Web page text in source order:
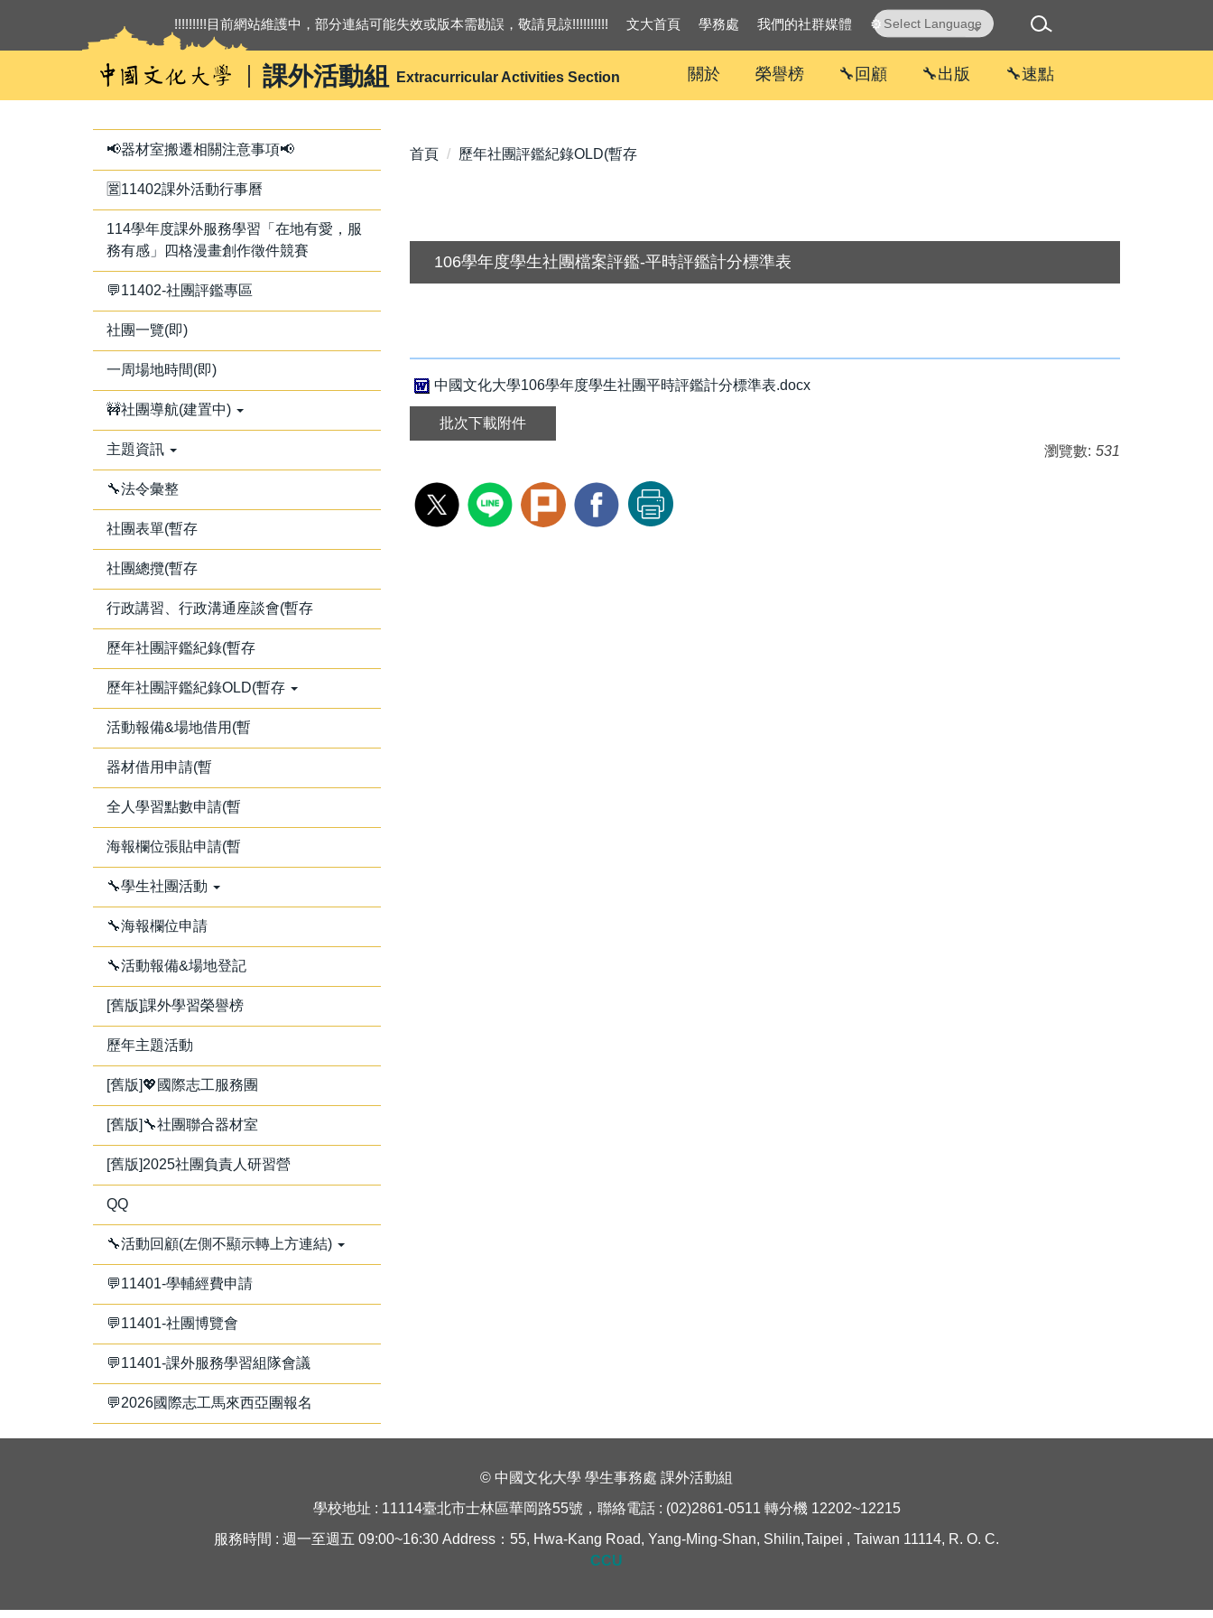
內
課外活動組 Extracurricular Activities Section
Translate
!!!!!!!!!目前網站維護中，部分連結可能失效或版本需勘誤，敬請見諒!!!!!!!!!! 文大首頁 學務處 我們的社群媒體 ⚙
關於 榮譽榜 🔧回顧 🔧出版 🔧速點
📢器材室搬遷相關注意事項📢
🈺11402課外活動行事曆
114學年度課外服務學習「在地有愛，服
務有感」四格漫畫創作徵件競賽
💬11402-社團評鑑專區
社團一覽(即)
一周場地時間(即)
🚧社團導航(建置中)
主題資訊
🔧法令彙整
社團表單(暫存
社團總攬(暫存
行政講習、行政溝通座談會(暫存
歷年社團評鑑紀錄(暫存
歷年社團評鑑紀錄OLD(暫存
活動報備&場地借用(暫
器材借用申請(暫
全人學習點數申請(暫
海報欄位張貼申請(暫
🔧學生社團活動
🔧海報欄位申請
🔧活動報備&場地登記
[舊版]課外學習榮譽榜
歷年主題活動
[舊版]💖國際志工服務團
[舊版]🔧社團聯合器材室
[舊版]2025社團負責人研習營
QQ
🔧活動回顧(左側不顯示轉上方連結)
💬11401-學輔經費申請
💬11401-社團博覽會
💬11401-課外服務學習組隊會議
💬2026國際志工馬來西亞團報名
首頁 歷年社團評鑑紀錄OLD(暫存
106學年度學生社團檔案評鑑-平時評鑑計分標準表
中國文化大學106學年度學生社團平時評鑑計分標準表.docx
批次下載附件
瀏覽數: 531
© 中國文化大學 學生事務處 課外活動組
學校地址 : 11114臺北市士林區華岡路55號，聯絡電話 : (02)2861-0511 轉分機 12202~12215
服務時間 : 週一至週五 09:00~16:30 Address：55, Hwa-Kang Road, Yang-Ming-Shan, Shilin,Taipei , Taiwan 11114, R. O. C.
CCU